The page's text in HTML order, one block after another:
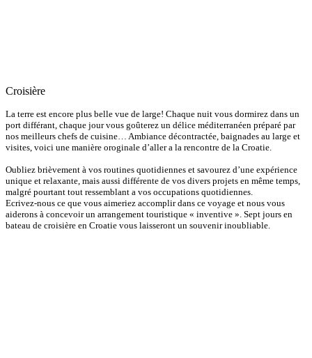
Croisière
La terre est encore plus belle vue de large! Chaque nuit vous dormirez dans un
port différant, chaque jour vous goûterez un délice méditerranéen préparé par
nos meilleurs chefs de cuisine… Ambiance décontractée, baignades au large et
visites, voici une manière oroginale d’aller a la rencontre de la Croatie.
Oubliez brièvement à vos routines quotidiennes et savourez d’une expérience
unique et relaxante, mais aussi différente de vos divers projets en même temps
malgré pourtant tout ressemblant a vos occupations quotidiennes.
Ecrivez-nous ce que vous aimeriez accomplirdans ce voyage et nous vous
aiderons à concevoir un arrangement touristique « inventive ». Sept jours en
bateau de croisière en Croatie vous laisseront un souvenir inoubliable.